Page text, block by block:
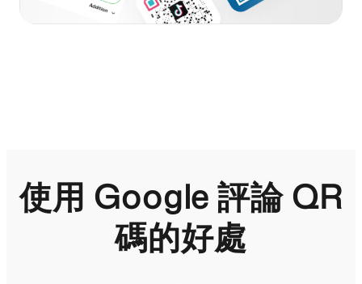
使用 Google 評論 QR
碼的好處